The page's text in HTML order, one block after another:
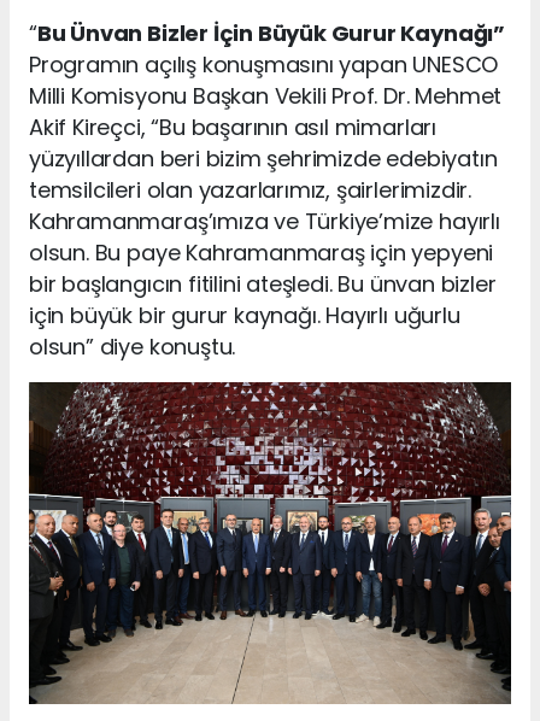
“Bu Ünvan Bizler İçin Büyük Gurur Kaynağı”
Programın açılış konuşmasını yapan UNESCO
Milli Komisyonu Başkan Vekili Prof. Dr. Mehmet
Akif Kireçci, “Bu başarının asıl mimarları
yüzyıllardan beri bizim şehrimizde edebiyatın
temsilcileri olan yazarlarımız, şairlerimizdir.
Kahramanmaraş’ımıza ve Türkiye’mize hayırlı
olsun. Bu paye Kahramanmaraş için yepyeni
bir başlangıcın fitilini ateşledi. Bu ünvan bizler
için büyük bir gurur kaynağı. Hayırlı uğurlu
olsun” diye konuştu.